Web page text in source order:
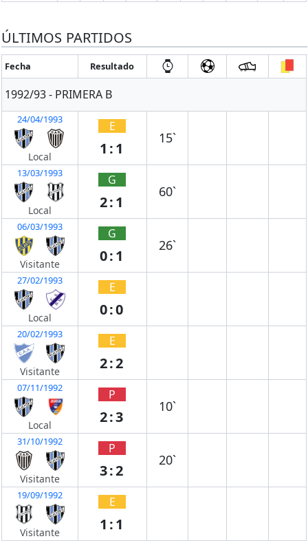
ÚLTIMOS PARTIDOS
Fecha Resultado
1992/93 - PRIMERA B
24/04/1993
Local
E
1:1
15`
13/03/1993
Local
G
2:1
60`
06/03/1993
Visitante
G
0:1
26`
27/02/1993
Local
E
0:0
20/02/1993
Visitante
E
2:2
07/11/1992
Local
P
2:3
10`
31/10/1992
Visitante
P
3:2
20`
19/09/1992
Visitante
E
1:1